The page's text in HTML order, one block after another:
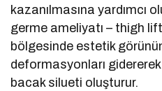
kazanılmasına yardımcı
germe ameliyatı – thigh lift
bölgesinde estetik
deformasyonları
bacak silueti oluşturur.